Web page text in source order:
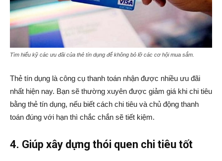
Tìm hiểu kỹ các ưu đãi của thẻ tín dụng để không bỏ lỡ các cơ hội mua sắm
Thẻ tín dụng là công cụ thanh toán nhận được nhiều ưu đãi
nhất hiện nay. Bạn sẽ thường xuyên được giảm giá khi chi tiêu
bằng thẻ tín dụng, nếu biết cách chi tiêu và chủ động thanh
toán đúng với hạn thì chắc chắn sẽ tiết kiệm.
4. Giúp xây dựng thói quen chi tiêu tốt